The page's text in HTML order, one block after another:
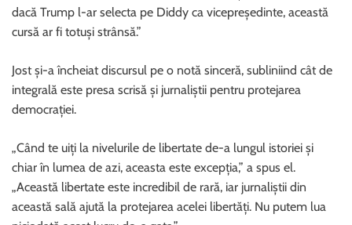
dacă Trump l-ar selecta pe Diddy ca vicepreședinte, această
cursă ar fi totuși strânsă.”
Jost și-a încheiat discursul pe o notă sinceră, subliniind cât de
integrală este presa scrisă și jurnaliștii pentru protejarea
democrației.
„Când te uiți la nivelurile de libertate de-a lungul istoriei și
chiar în lumea de azi, aceasta este excepția,” a spus el.
„Această libertate este incredibil de rară, iar jurnaliștii din
această sală ajută la protejarea acelei libertăți. Nu putem lua